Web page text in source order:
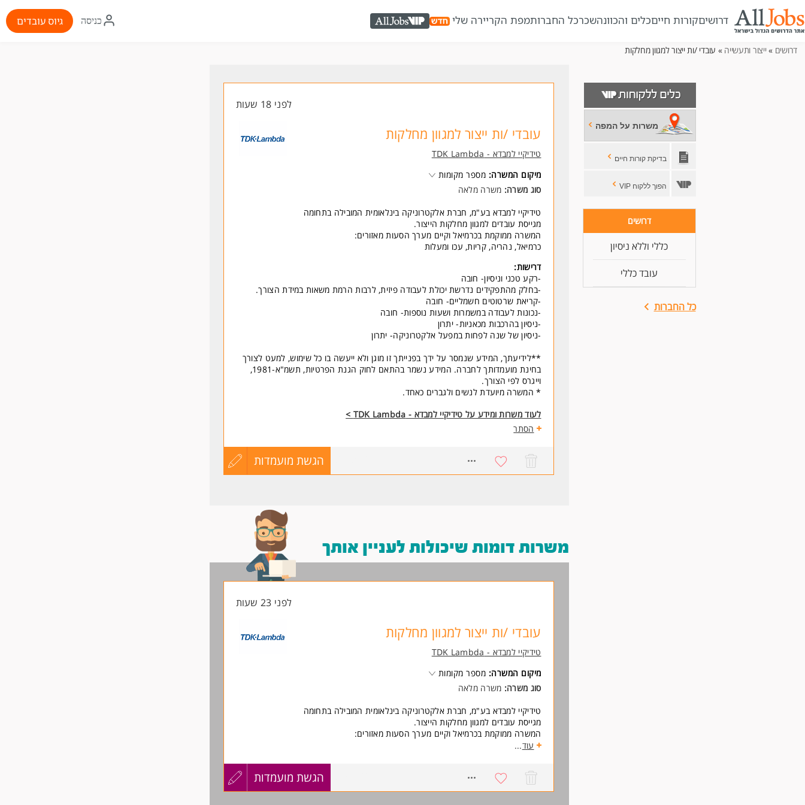
דרושיםקורות חייםכלים והכוונהשכרכל החברותמפת הקריירה שלי AllJobs VIP
איקון
התחברות
כניסה גיוס עובדים
דרושים » ייצור ותעשייה » עובדי /ות ייצור למגוון מחלקות
משרות על המפה
בדיקת קורות חיים
הפוך ללקוח VIP
דרושים
כללי וללא ניסיון
עובד כללי
כל החברות
לפני 18 שעות
עובדי /ות ייצור למגוון מחלקות
טידיקיי למבדא - TDK Lambda
מיקום המשרה: מספר מקומות
סוג משרה: משרה מלאה
טידיקיי למבדא בע"מ, חברת אלקטרוניקה בינלאומית המובילה בתחומה
מגייסת עובדים למגוון מחלקות הייצור.
המשרה ממוקמת בכרמיאל וקיים מערך הסעות מאזורים:
כרמיאל, נהריה, קריות, עכו ומעלות
דרישות:
-רקע טכני וניסיון- חובה
-בחלק מהתפקידים נדרשת יכולת לעבודה פיזית, לרבות הרמת משאות במידת הצורך.
-קריאת שרטוטים חשמליים- חובה
-נכונות לעבודה במשמרות ושעות נוספות- חובה
-ניסיון בהרכבות מכאניות- יתרון
-ניסיון של שנה לפחות במפעל אלקטרוניקה- יתרון
**לידיעתך, המידע שנמסר על ידך בפנייתך זו מוגן ולא ייעשה בו כל שימוש, למעט לצורך
בחינת מועמדותך לחברה. המידע נשמר בהתאם לחוק הגנת הפרטיות, תשמ"א-1981,
וייגרס לפי הצורך.
* המשרה מיועדת לנשים ולגברים כאחד.
לעוד משרות ומידע על טידיקיי למבדא - TDK Lambda >
הסתר
הגשת מועמדות
עדכון
משרות דומות שיכולות לעניין אותך
לפני 23 שעות
עובדי /ות ייצור למגוון מחלקות
טידיקיי למבדא - TDK Lambda
מיקום המשרה: מספר מקומות
סוג משרה: משרה מלאה
טידיקיי למבדא בע"מ, חברת אלקטרוניקה בינלאומית המובילה בתחומה
מגייסת עובדים למגוון מחלקות הייצור.
המשרה ממוקמת בכרמיאל וקיים מערך הסעות מאזורים:
כרמיאל, נהריה, קריות, עכו ומעלות
-רקע טכני וניסיון- חובה
-בחלק מהתפקידים נדרשת יכולת לעבודה פיזית, לרבות הרמת משאות במידת הצורך.
עוד...
הגשת מועמדות
עדכון